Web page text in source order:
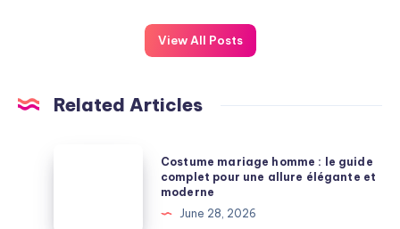
View All Posts
Related Articles
Costume mariage homme : le guide
complet pour une allure élégante et
moderne
June 28, 2026